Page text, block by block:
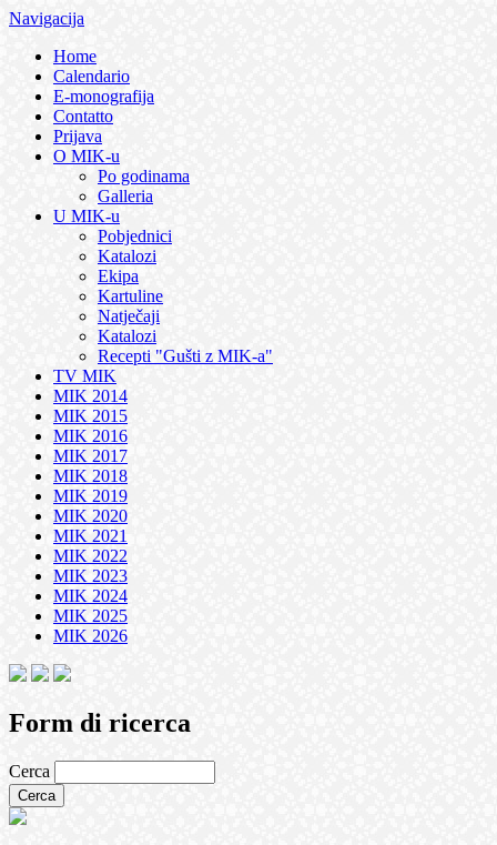
Navigacija
Home
Calendario
E-monografija
Contatto
Prijava
O MIK-u
Po godinama
Galleria
U MIK-u
Pobjednici
Katalozi
Ekipa
Kartuline
Natječaji
Katalozi
Recepti "Gušti z MIK-a"
TV MIK
MIK 2014
MIK 2015
MIK 2016
MIK 2017
MIK 2018
MIK 2019
MIK 2020
MIK 2021
MIK 2022
MIK 2023
MIK 2024
MIK 2025
MIK 2026
Form di ricerca
Cerca